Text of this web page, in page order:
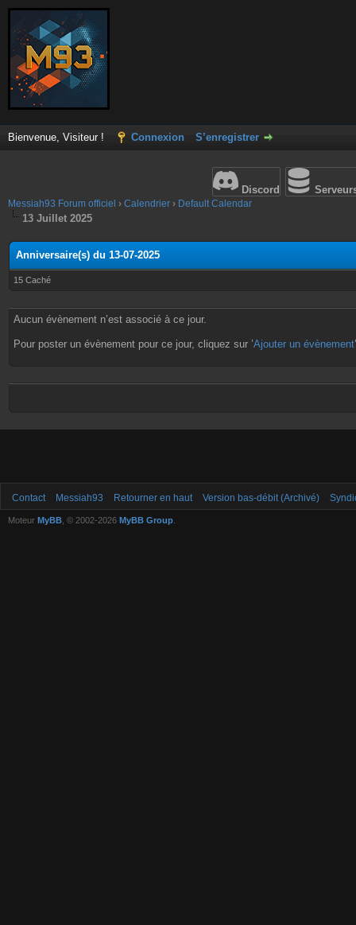
Bienvenue, Visiteur ! Connexion S’enregistrer
Discord
Messiah93 Forum officiel › Calendrier › Default Calendar
13 Juillet 2025
Anniversaire(s) du 13-07-2025
15 Caché
Aucun évènement n’est associé à ce jour.
Pour poster un évènement pour ce jour, cliquez sur ’Ajouter un évènement
Contact Messiah93 Retourner en haut Version bas-débit (Archivé)
Moteur MyBB , © 2002-2026 MyBB Group